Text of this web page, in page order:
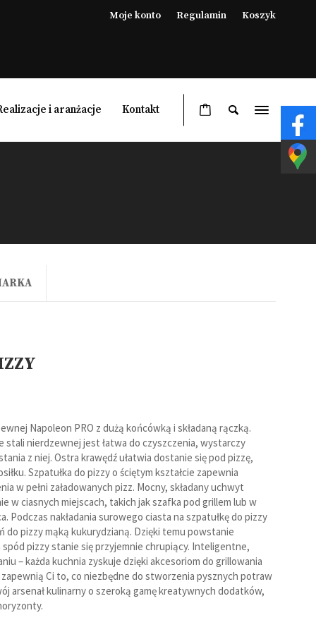
Moje konto Regulamin Koszyk
Spieki kwarcowe
i aranżacje Kontakt
Napoleon PRO z dużą końcówką i składaną rączką.
stali nierdzewnej jest łatwa do czyszczenia, wystarczy
z niej. Ostra krawędź ułatwia dostanie się pod pizzę,
Szpatułka do pizzy o ściętym kształcie zapewnia
w pełni załadowanych pizz. Mocny, składany uchwyt
w ciasnych miejscach, takich jak szafka pod grillem lub w
Podczas nakładania surowego ciasta na szpatułkę do pizzy
do pizzy mąką kukurydzianą. Dzięki temu powstanie
pizzy stanie się przyjemnie chrupiący. Inteligentne,
– każda kuchnia zyskuje dzięki akcesoriom do grillowania
Ci to, co niezbędne do stworzenia pysznych potraw
arsenał kulinarny o szeroką gamę kreatywnych dodatków,